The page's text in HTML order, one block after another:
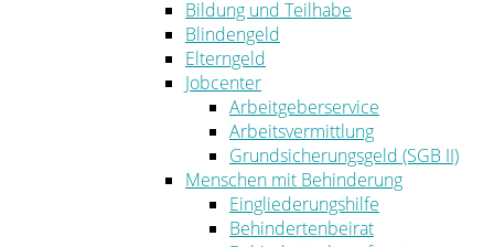
Bildung und Teilhabe
Blindengeld
Elterngeld
Jobcenter
Arbeitgeberservice
Arbeitsvermittlung
Grundsicherungsgeld (SGB II)
Menschen mit Behinderung
Eingliederungshilfe
Behindertenbeirat